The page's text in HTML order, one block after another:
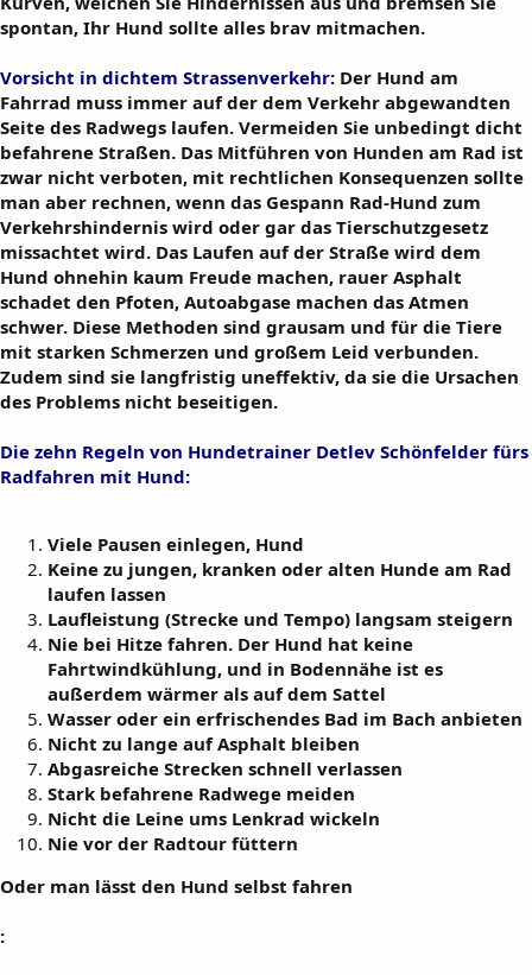
spontan, Ihr Hund sollte alles brav mitmachen.
Vorsicht in dichtem Strassenverkehr: Der Hund am
Fahrrad muss immer auf der dem Verkehr abgewandten
Seite des Radwegs laufen. Vermeiden Sie unbedingt dicht
befahrene Straßen. Das Mitführen von Hunden am Rad ist
zwar nicht verboten, mit rechtlichen Konsequenzen sollte
man aber rechnen, wenn das Gespann Rad-Hund zum
Verkehrshindernis wird oder gar das Tierschutzgesetz
missachtet wird. Das Laufen auf der Straße wird dem
Hund ohnehin kaum Freude machen, rauer Asphalt
schadet den Pfoten, Autoabgase machen das Atmen
schwer. Diese Methoden sind grausam und für die Tiere
mit starken Schmerzen und großem Leid verbunden.
Zudem sind sie langfristig uneffektiv, da sie die Ursachen
des Problems nicht beseitigen.
Die zehn Regeln von Hundetrainer Detlev Schönfelder fürs
Radfahren mit Hund:
Viele Pausen einlegen, Hund
Keine zu jungen, kranken oder alten Hunde am Rad
laufen lassen
Laufleistung (Strecke und Tempo) langsam steigern
Nie bei Hitze fahren. Der Hund hat keine
Fahrtwindkühlung, und in Bodennähe ist es
außerdem wärmer als auf dem Sattel
Wasser oder ein erfrischendes Bad im Bach anbieten
Nicht zu lange auf Asphalt bleiben
Abgasreiche Strecken schnell verlassen
Stark befahrene Radwege meiden
Nicht die Leine ums Lenkrad wickeln
Nie vor der Radtour füttern
Oder man lässt den Hund selbst fahren
: